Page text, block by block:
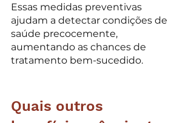
Essas medidas preventivas
ajudam a detectar condições de
saúde precocemente,
aumentando as chances de
tratamento bem-sucedido.
Quais outros